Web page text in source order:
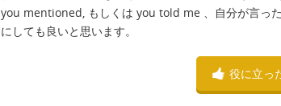
you mentioned, もしくは you told me 、自分が言っ
にしても良いと思います。
役に立っ